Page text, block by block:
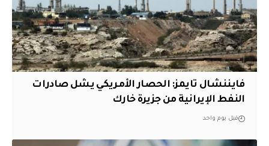
فايننشال تايمز: الحصار الأمريكي يشل صادرات
النفط الإيرانية من جزيرة خارك
قبل يوم واحد